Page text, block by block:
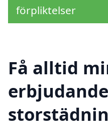
förpliktelser
Få alltid